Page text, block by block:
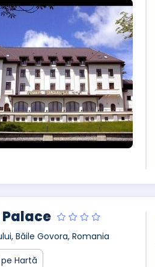
Băile Govora, Romania
Hartă